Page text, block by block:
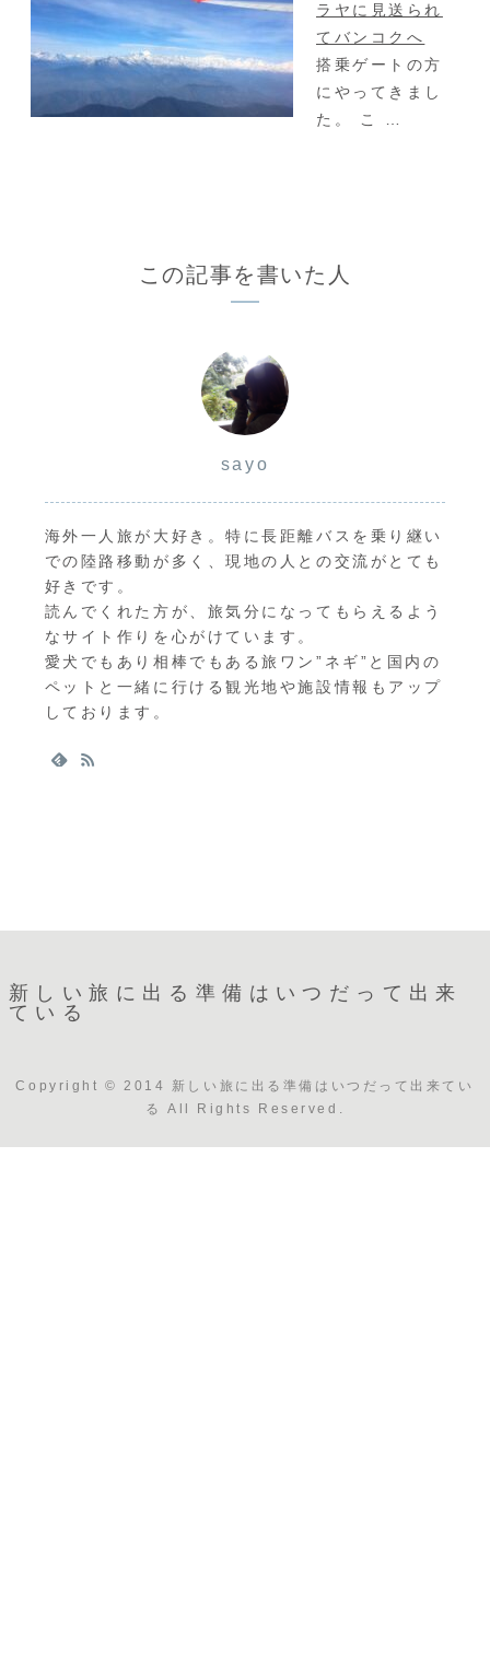
ラヤに見送られ
てバンコクへ
搭乗ゲートの方
にやってきまし
た。 こ …
この記事を書いた人
sayo
海外一人旅が大好き。特に長距離バスを乗り継い
での陸路移動が多く、現地の人との交流がとても
好きです。
読んでくれた方が、旅気分になってもらえるよう
なサイト作りを心がけています。
愛犬でもあり相棒でもある旅ワン”ネギ”と国内の
ペットと一緒に行ける観光地や施設情報もアップ
しております。
新しい旅に出る準備はいつだって出来
ている
Copyright © 2014 新しい旅に出る準備はいつだって出来てい
る All Rights Reserved.